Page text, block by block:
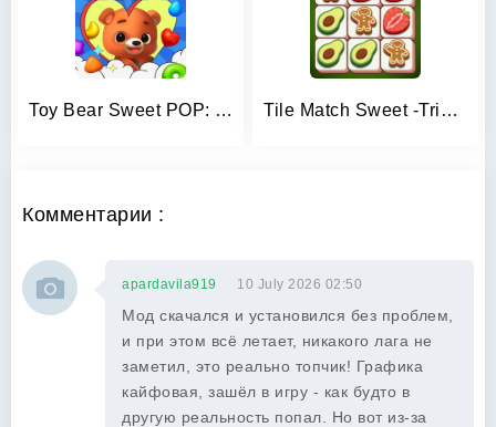
Toy Bear Sweet POP: Match 3 Tile Match Sweet -Triple Match
Комментарии :
apardavila919 10 July 2026 02:50
Мод скачался и установился без проблем,
и при этом всё летает, никакого лага не
заметил, это реально топчик! Графика
кайфовая, зашёл в игру - как будто в
другую реальность попал. Но вот из-за